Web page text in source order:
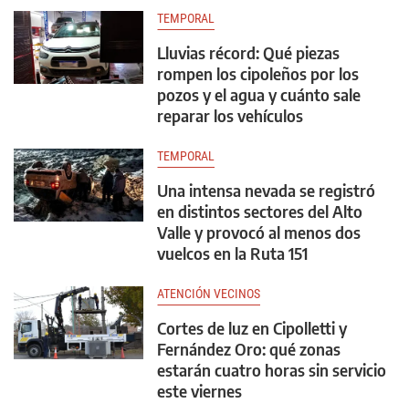
TEMPORAL
Lluvias récord: Qué piezas
rompen los cipoleños por los
pozos y el agua y cuánto sale
reparar los vehículos
TEMPORAL
Una intensa nevada se registró
en distintos sectores del Alto
Valle y provocó al menos dos
vuelcos en la Ruta 151
ATENCIÓN VECINOS
Cortes de luz en Cipolletti y
Fernández Oro: qué zonas
estarán cuatro horas sin servicio
este viernes